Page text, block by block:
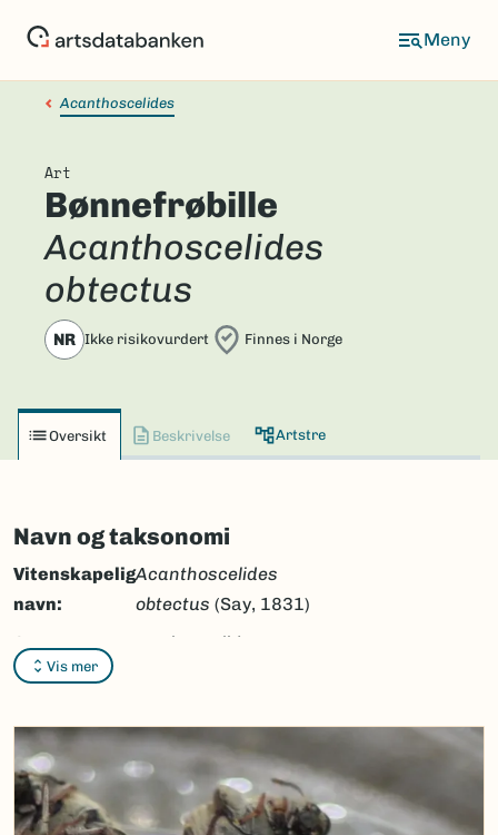
Acanthoscelides
Art
Bønnefrøbille
Acanthoscelides
obtectus
NR Ikke risikovurdert Finnes i Norge
Oversikt Beskrivelse Artstre
Navn og taksonomi
Vis mer
Vitenskapelig
navn:
Acanthoscelides
obtectus (Say, 1831)
Synonymer:
Acanthoscelides
Bokmål:bønnefrøbille
Nynorsk:Ingen
Nordsamisk/Davvisámegiella:Ingen